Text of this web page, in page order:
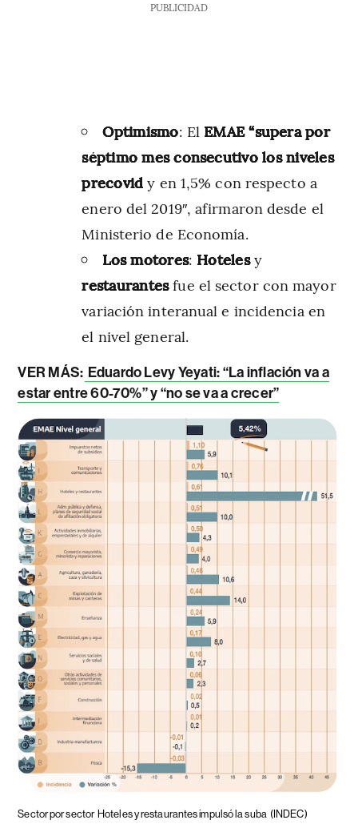
PUBLICIDAD
Optimismo: El EMAE “supera por
séptimo mes consecutivo los niveles
precovid y en 1,5% con respecto a
enero del 2019″, afirmaron desde el
Ministerio de Economía.
Los motores: Hotelesy
restaurantesfue el sector con mayor
variación interanual e incidencia en
el nivel general.
VER MÁS: Eduardo Levy Yeyati: “La inflación va a
estar entre 60-70%” y “no se va a crecer”
Sector por sector Hoteles y restaurantes impulsó la suba (INDEC)